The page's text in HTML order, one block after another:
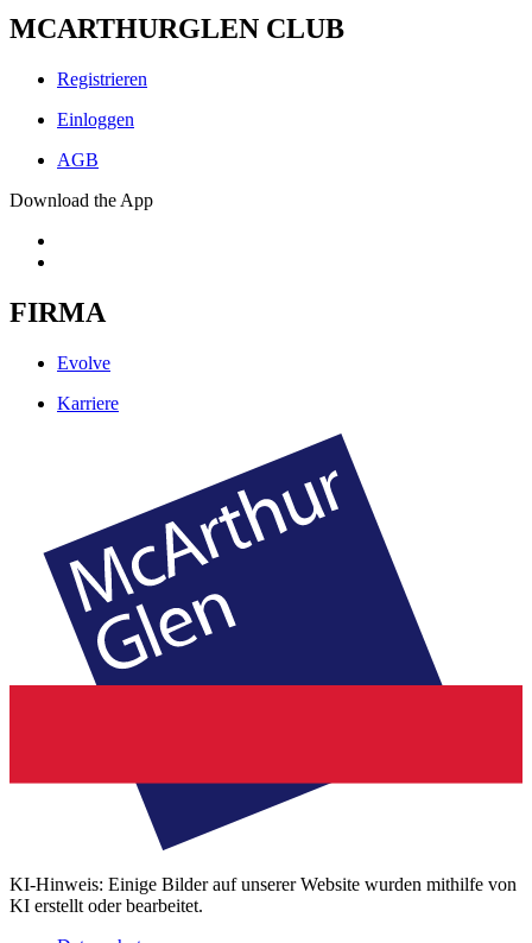
MCARTHURGLEN CLUB
Registrieren
Einloggen
AGB
Download the App
FIRMA
Evolve
Karriere
KI-Hinweis: Einige Bilder auf unserer Website wurden mithilfe von
KI erstellt oder bearbeitet.